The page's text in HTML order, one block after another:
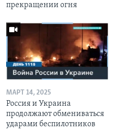
прекращении огня
МАРТ 14, 2025
Россия и Украина
продолжают обмениваться
ударами беспилотников